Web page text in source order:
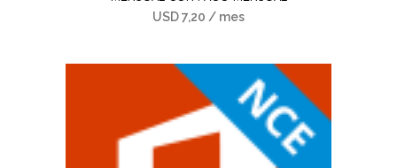
USD7,20 / mes